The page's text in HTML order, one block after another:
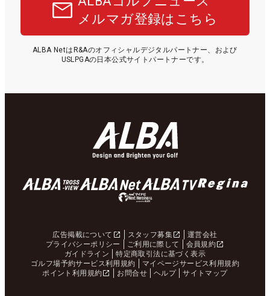
メルマガ登録はこちら
ALBA NetはR&Aのオフィシャルデジタルパートナー、および
USLPGAの日本公式サイトパートナーです。
広告掲載について スタッフ募集
運営会社
プライバシーポリシー
ご利用に際して
会員規約
ガイドライン
特定商取引法に基づく表示
ゴルフ場予約サービス利用規約
マイページサービス利用規約
ポイント利用規約
お問合せ ヘルプ サイトマップ